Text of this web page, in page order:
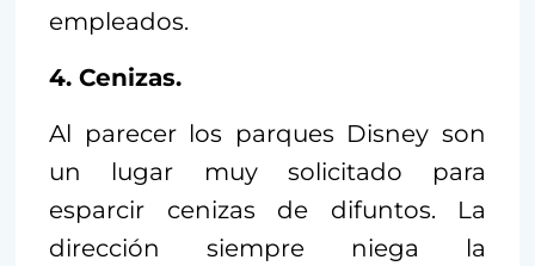
empleados.
4. Cenizas.
Al parecer los parques Disney son
un lugar muy solicitado para
esparcir cenizas de difuntos. La
dirección siempre niega la